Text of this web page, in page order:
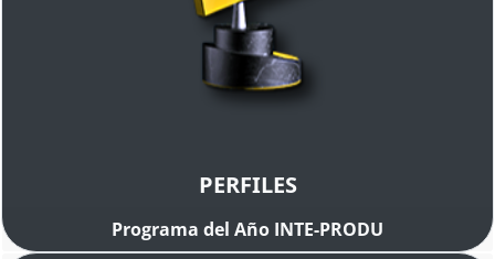
PERFILES
Programa del Año INTE-PRODU